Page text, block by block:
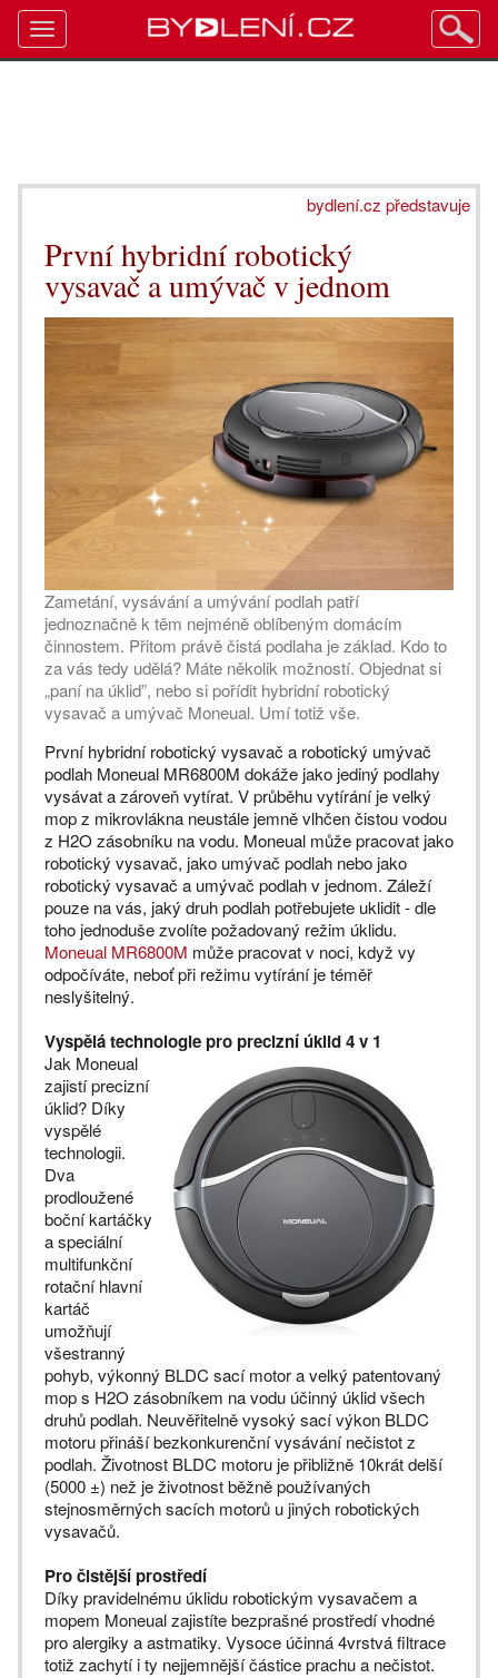
bydlení.cz představuje
První hybridní robotický
vysavač a umývač v jednom
Zametání, vysávání a umývání podlah patří
jednoznačně k těm nejméně oblíbeným domácím
činnostem. Přitom právě čistá podlaha je základ. Kdo to
za vás tedy udělá? Máte několik možností. Objednat si
„paní na úklid”, nebo si pořídit hybridní robotický
vysavač a umývač Moneual. Umí totiž vše.
První hybridní robotický vysavač a robotický umývač
podlah Moneual MR6800M dokáže jako jediný podlahy
vysávat a zároveň vytírat. V průběhu vytírání je velký
mop z mikrovlákna neustále jemně vlhčen čistou vodou
z H2O zásobníku na vodu. Moneual může pracovat jako
robotický vysavač, jako umývač podlah nebo jako
robotický vysavač a umývač podlah v jednom. Záleží
pouze na vás, jaký druh podlah potřebujete uklidit - dle
toho jednoduše zvolíte požadovaný režim úklidu.
Moneual MR6800M může pracovat v noci, když vy
odpočíváte, neboť při režimu vytírání je téměř
neslyšitelný.
Vyspělá technologie pro precizní úklid 4 v 1
Jak Moneual
zajistí precizní
úklid? Díky
vyspělé
technologii.
Dva
prodloužené
boční kartáčky
a speciální
multifunkční
rotační hlavní
kartáč
umožňují
všestranný
pohyb, výkonný BLDC sací motor a velký patentovaný
mop s H2O zásobníkem na vodu účinný úklid všech
druhů podlah. Neuvěřitelně vysoký sací výkon BLDC
motoru přináší bezkonkurenční vysávání nečistot z
podlah. Životnost BLDC motoru je přibližně 10krát delší
(5000 ±) než je životnost běžně používaných
stejnosměrných sacích motorů u jiných robotických
vysavačů.
Pro čistější prostředí
Díky pravidelnému úklidu robotickým vysavačem a
mopem Moneual zajistíte bezprašné prostředí vhodné
pro alergiky a astmatiky. Vysoce účinná 4vrstvá filtrace
totiž zachytí i ty nejjemnější částice prachu a nečistot.
Toggle
navigation